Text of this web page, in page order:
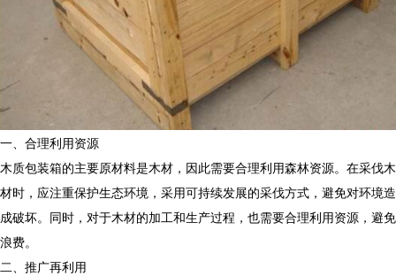
一、合理利用资源
木质包装箱的主要原材料是木材，因此需要合理利用森林资源。在采伐木
材时，应注重保护生态环境，采用可持续发展的采伐方式，避免对环境造
成破坏。同时，对于木材的加工和生产过程，也需要合理利用资源，避免
浪费。
二、推广再利用